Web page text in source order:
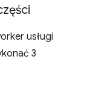
usługi
3